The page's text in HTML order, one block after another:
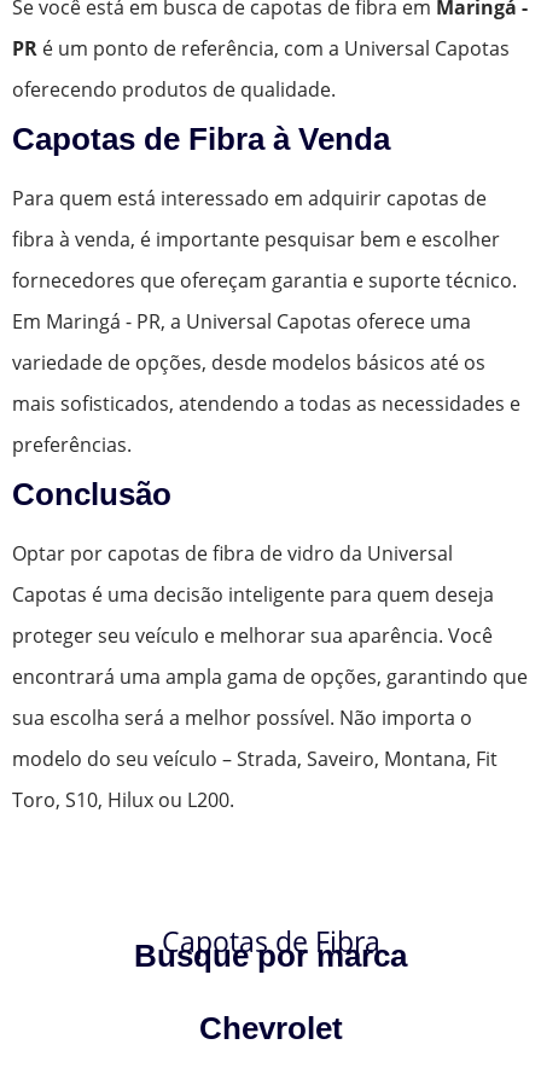
Se você está em busca de capotas de fibra em Maringá -
PR é um ponto de referência, com a Universal Capotas
oferecendo produtos de qualidade.
Capotas de Fibra à Venda
Para quem está interessado em adquirir capotas de
fibra à venda, é importante pesquisar bem e escolher
fornecedores que ofereçam garantia e suporte técnico.
Em Maringá - PR, a Universal Capotas oferece uma
variedade de opções, desde modelos básicos até os
mais sofisticados, atendendo a todas as necessidades e
preferências.
Conclusão
Optar por capotas de fibra de vidro da Universal
Capotas é uma decisão inteligente para quem deseja
proteger seu veículo e melhorar sua aparência. Você
encontrará uma ampla gama de opções, garantindo que
sua escolha será a melhor possível. Não importa o
modelo do seu veículo – Strada, Saveiro, Montana, Fit
Toro, S10, Hilux ou L200.
Capotas de Fibra
Busque por marca
Chevrolet